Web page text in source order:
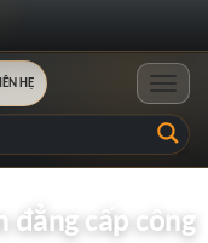
HỆ
đẳng cấp công